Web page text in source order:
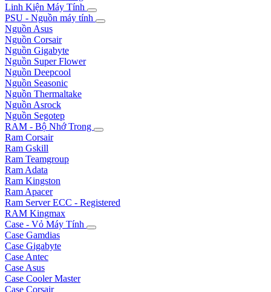
Linh Kiện Máy Tính
PSU - Nguồn máy tính
Nguồn Asus
Nguồn Corsair
Nguồn Gigabyte
Nguồn Super Flower
Nguồn Deepcool
Nguồn Seasonic
Nguồn Thermaltake
Nguồn Asrock
Nguồn Segotep
RAM - Bộ Nhớ Trong
Ram Corsair
Ram Gskill
Ram Teamgroup
Ram Adata
Ram Kingston
Ram Apacer
Ram Server ECC - Registered
RAM Kingmax
Case - Vỏ Máy Tính
Case Gamdias
Case Gigabyte
Case Antec
Case Asus
Case Cooler Master
Case Corsair